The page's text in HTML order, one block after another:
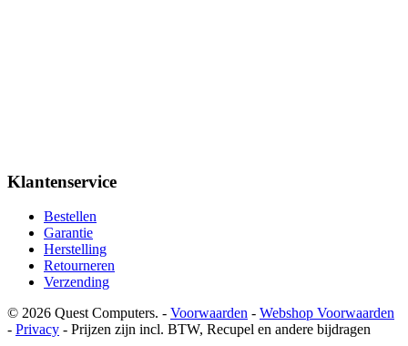
Klantenservice
Bestellen
Garantie
Herstelling
Retourneren
Verzending
© 2026 Quest Computers. - Voorwaarden - Webshop Voorwaarden
- Privacy - Prijzen zijn incl. BTW, Recupel en andere bijdragen